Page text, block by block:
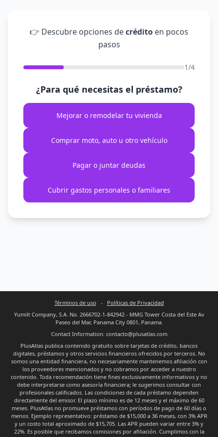
👉 Descubre opciones decrédito en pocos
pasos
1/4
¿Para qué necesitas el préstamo?
Mejorar o remodelar tu vivienda
Comprar moto, auto u otro vehículo
Pagar o juntar deudas
Cubrir gastos personales o familiares
Términos de uso - Políticas de Privacidad
Yumilt Company, S.A. No. 2666702-1-842942 - MMG Tower Costa del Este Av
Paseo del Mar, Panama City 0801, Panama.
Contact Information: contacto@plusatlas.com
PlusAtlas publica contenido gratuito sobre tarjetas de crédito, bancos
digitales, préstamos y otros servicios financieros ofrecidos por terceros. No
somos una entidad financiera, no necesariamente mantenemos afiliación con
los proveedores mencionados y no cobramos por acceder a nuestro
contenido. Toda recomendación tiene fines exclusivamente informativos y no
debe interpretarse como asesoría financiera; le sugerimos consultar con
profesionales calificados. Las condiciones de cada préstamo dependen
directamente del emisor. El plazo mínimo es de 12 meses y el máximo de 60
meses. PlusAtlas no promueve préstamos con períodos de pago de 60 días o
menos. Ejemplo representativo: préstamo de $15,000 a 36 meses, con 3% APR
y un costo total aproximado de $15,705. Las APR pueden variar entre 3% y
22%. Es posible que recibamos comisiones por afiliación. Cumplimos con la